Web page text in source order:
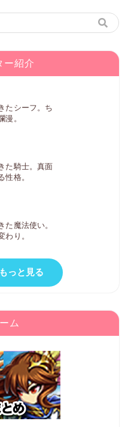
ー紹介
たシーフ。ち
漫。
た騎士。真面
性格。
た魔法使い。
わり。
っと見る
ム